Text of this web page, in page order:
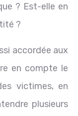
? Est-elle en
?
accordée aux
en compte le
victimes, en
plusieurs